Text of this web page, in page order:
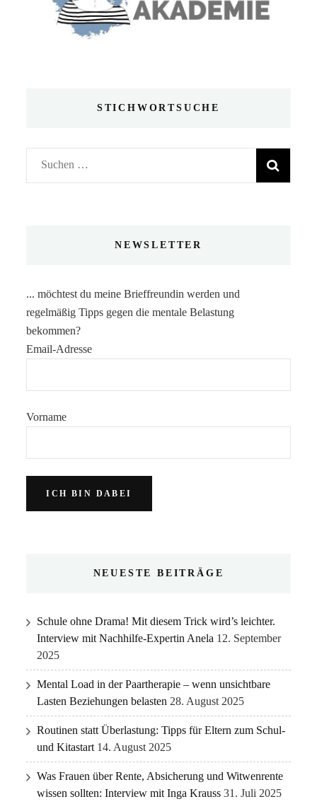
STICHWORTSUCHE
Suchen
nach:
NEWSLETTER
... möchtest du meine Brieffreundin werden und
regelmäßig Tipps gegen die mentale Belastung
bekommen?
Email-Adresse
Vorname
NEUESTE BEITRÄGE
Schule ohne Drama! Mit diesem Trick wird’s leichter.
Interview mit Nachhilfe-Expertin Anela 12. September
2025
Mental Load in der Paartherapie – wenn unsichtbare
Lasten Beziehungen belasten 28. August 2025
Routinen statt Überlastung: Tipps für Eltern zum Schul-
und Kitastart 14. August 2025
Was Frauen über Rente, Absicherung und Witwenrente
wissen sollten: Interview mit Inga Krauss 31. Juli 2025